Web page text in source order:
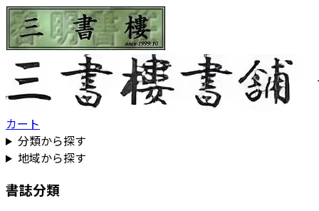
カート
分類から探す
地域から探す
書誌分類